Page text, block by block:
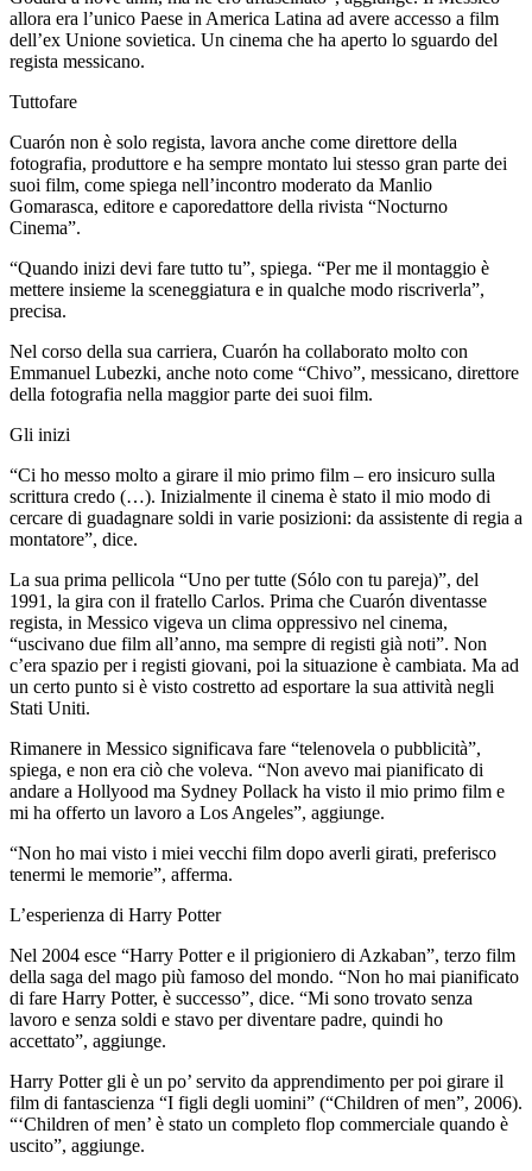
allora era l’unico Paese in America Latina ad avere accesso a film
dell’ex Unione sovietica. Un cinema che ha aperto lo sguardo del
regista messicano.
Tuttofare
Cuarón non è solo regista, lavora anche come direttore della
fotografia, produttore e ha sempre montato lui stesso gran parte dei
suoi film, come spiega nell’incontro moderato da Manlio
Gomarasca, editore e caporedattore della rivista “Nocturno
Cinema”.
“Quando inizi devi fare tutto tu”, spiega. “Per me il montaggio è
mettere insieme la sceneggiatura e in qualche modo riscriverla”,
precisa.
Nel corso della sua carriera, Cuarón ha collaborato molto con
Emmanuel Lubezki, anche noto come “Chivo”, messicano, direttore
della fotografia nella maggior parte dei suoi film.
Gli inizi
“Ci ho messo molto a girare il mio primo film – ero insicuro sulla
scrittura credo (…). Inizialmente il cinema è stato il mio modo di
cercare di guadagnare soldi in varie posizioni: da assistente di regia a
montatore”, dice.
La sua prima pellicola “Uno per tutte (Sólo con tu pareja)”, del
1991, la gira con il fratello Carlos. Prima che Cuarón diventasse
regista, in Messico vigeva un clima oppressivo nel cinema,
“uscivano due film all’anno, ma sempre di registi già noti”. Non
c’era spazio per i registi giovani, poi la situazione è cambiata. Ma ad
un certo punto si è visto costretto ad esportare la sua attività negli
Stati Uniti.
Rimanere in Messico significava fare “telenovela o pubblicità”,
spiega, e non era ciò che voleva. “Non avevo mai pianificato di
andare a Hollyood ma Sydney Pollack ha visto il mio primo film e
mi ha offerto un lavoro a Los Angeles”, aggiunge.
“Non ho mai visto i miei vecchi film dopo averli girati, preferisco
tenermi le memorie”, afferma.
L’esperienza di Harry Potter
Nel 2004 esce “Harry Potter e il prigioniero di Azkaban”, terzo film
della saga del mago più famoso del mondo. “Non ho mai pianificato
di fare Harry Potter, è successo”, dice. “Mi sono trovato senza
lavoro e senza soldi e stavo per diventare padre, quindi ho
accettato”, aggiunge.
Harry Potter gli è un po’ servito da apprendimento per poi girare il
film di fantascienza “I figli degli uomini” (“Children of men”, 2006).
“‘Children of men’ è stato un completo flop commerciale quando è
uscito”, aggiunge.